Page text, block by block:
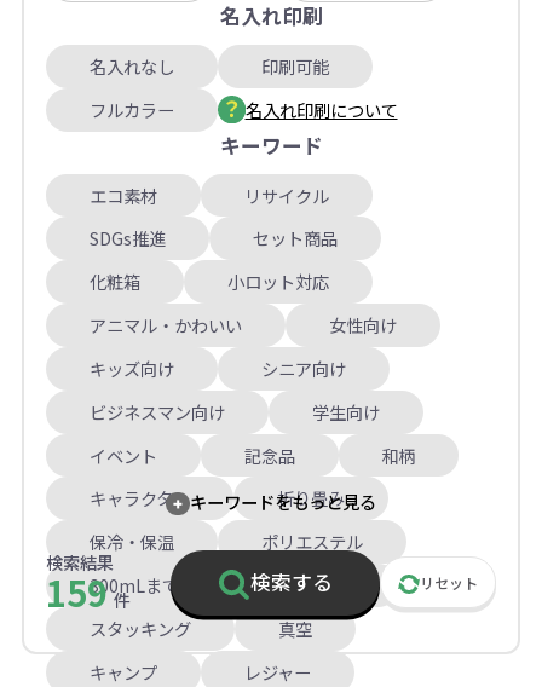
名入れ印刷
名入れなし
印刷可能
フルカラー
名入れ印刷について
キーワード
エコ素材
リサイクル
SDGs推進
セット商品
化粧箱
小ロット対応
アニマル・かわいい
女性向け
キッズ向け
シニア向け
ビジネスマン向け
学生向け
イベント
記念品
和柄
キャラクター
折り畳み
保冷・保温
ポリエステル
300mLまで
301mL以上
スタッキング
真空
キャンプ
レジャー
キーワードをもっと見る
検索結果
159 件
検索する リセット